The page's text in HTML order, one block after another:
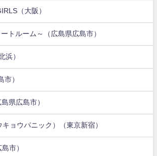
（大阪）
トルーム～（広島県広島市）
浜）
市）
県広島市）
ョウパニック）（東京新宿）
市）